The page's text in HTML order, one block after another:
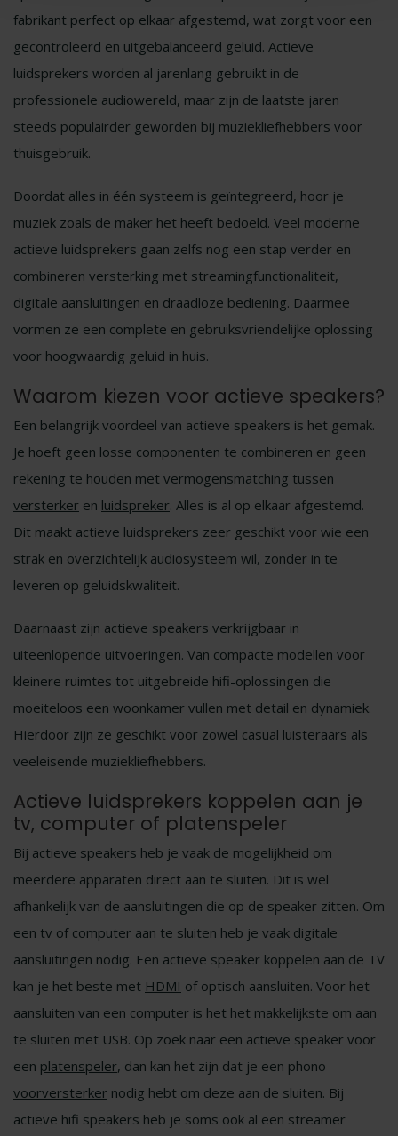
fabrikant perfect op elkaar afgestemd, wat zorgt voor een
gecontroleerd en uitgebalanceerd geluid. Actieve
luidsprekers worden al jarenlang gebruikt in de
professionele audiowereld, maar zijn de laatste jaren
steeds populairder geworden bij muziekliefhebbers voor
thuisgebruik.
Doordat alles in één systeem is geïntegreerd, hoor je
muziek zoals de maker het heeft bedoeld. Veel moderne
actieve luidsprekers gaan zelfs nog een stap verder en
combineren versterking met streamingfunctionaliteit,
digitale aansluitingen en draadloze bediening. Daarmee
vormen ze een complete en gebruiksvriendelijke oplossing
voor hoogwaardig geluid in huis.
Waarom kiezen voor actieve speakers?
Een belangrijk voordeel van actieve speakers is het gemak.
Je hoeft geen losse componenten te combineren en geen
rekening te houden met vermogensmatching tussen
versterker en luidspreker. Alles is al op elkaar afgestemd.
Dit maakt actieve luidsprekers zeer geschikt voor wie een
strak en overzichtelijk audiosysteem wil, zonder in te
leveren op geluidskwaliteit.
Daarnaast zijn actieve speakers verkrijgbaar in
uiteenlopende uitvoeringen. Van compacte modellen voor
kleinere ruimtes tot uitgebreide hifi-oplossingen die
moeiteloos een woonkamer vullen met detail en dynamiek.
Hierdoor zijn ze geschikt voor zowel casual luisteraars als
veeleisende muziekliefhebbers.
Actieve luidsprekers koppelen aan je
tv, computer of platenspeler
Bij actieve speakers heb je vaak de mogelijkheid om
meerdere apparaten direct aan te sluiten. Dit is wel
afhankelijk van de aansluitingen die op de speaker zitten. Om
een tv of computer aan te sluiten heb je vaak digitale
aansluitingen nodig. Een actieve speaker koppelen aan de TV
kan je het beste met HDMI of optisch aansluiten. Voor het
aansluiten van een computer is het het makkelijkste om aan
te sluiten met USB. Op zoek naar een actieve speaker voor
een platenspeler, dan kan het zijn dat je een phono
voorversterker nodig hebt om deze aan de sluiten. Bij
actieve hifi speakers heb je soms ook al een streamer